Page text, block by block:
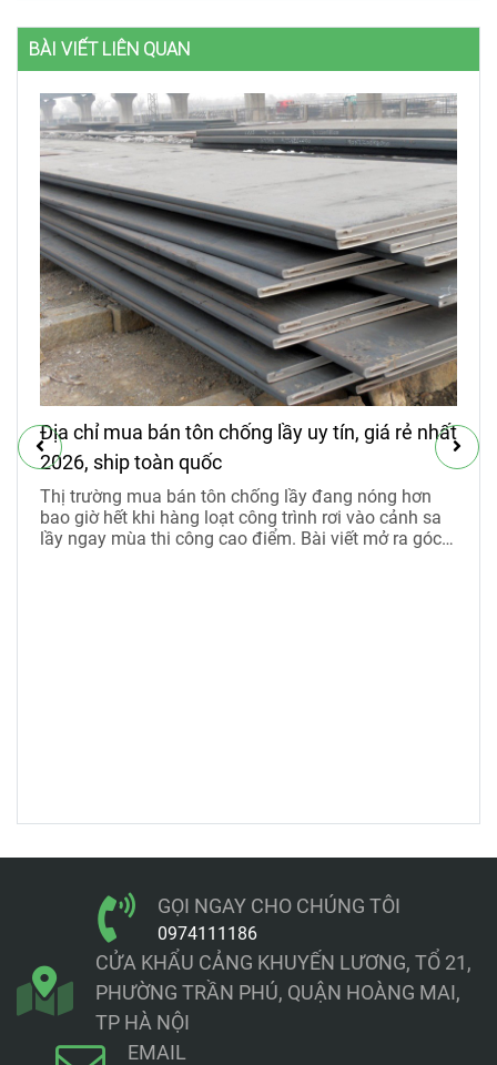
BÀI VIẾT LIÊN QUAN
Địa chỉ mua bán tôn chống lầy uy tín, giá rẻ nhất
2026, ship toàn quốc
Thị trường mua bán tôn chống lầy đang nóng hơn
bao giờ hết khi hàng loạt công trình rơi vào cảnh sa
lầy ngay mùa thi công cao điểm. Bài viết mở ra góc
GỌI NGAY CHO CHÚNG TÔI
0974111186
CỬA KHẨU CẢNG KHUYẾN LƯƠNG, TỔ 21,
PHƯỜNG TRẦN PHÚ, QUẬN HOÀNG MAI,
TP HÀ NỘI
EMAIL